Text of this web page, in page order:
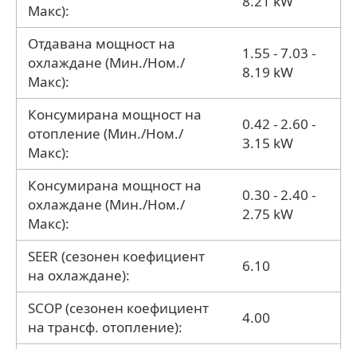
Макс):
Отдавана мощност на
охлаждане (Мин./Ном./
Макс):
1.55 - 7.03 -
8.19 kW
Консумирана мощност на
отопление (Мин./Ном./
Макс):
0.42 - 2.60 -
3.15 kW
Консумирана мощност на
охлаждане (Мин./Ном./
Макс):
0.30 - 2.40 -
2.75 kW
SEER (сезонен коефициент
на охлаждане):
6.10
SCOP (сезонен коефициент
на трансф. отопление):
4.00